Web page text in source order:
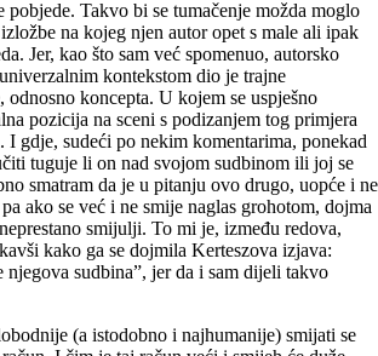
pobjede. Takvo bi se tumačenje možda moglo
na kojeg njen autor opet s male ali ipak
Jer, kao što sam već spomenuo, autorsko
kontekstom dio je trajne
odnosno koncepta. U kojem se uspješno
pozicija na sceni s podizanjem tog primjera
I gdje, sudeći po nekim komentarima, ponekad
tuguje li on nad svojom sudbinom ili joj se
smatram da je u pitanju ovo drugo, uopće i ne
ako se već i ne smije naglas grohotom, dojma
smijulji. To mi je, između redova,
kako ga se dojmila Kerteszova izjava:
sudbina”, jer da i sam dijeli takvo
(a istodobno i najhumanije) smijati se